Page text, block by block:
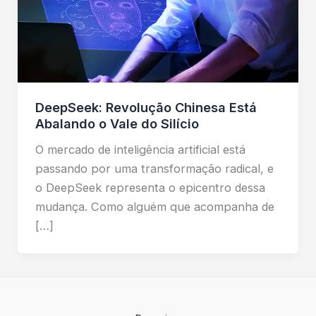
DeepSeek: Revolução Chinesa Está
Abalando o Vale do Silício
O mercado de inteligência artificial está
passando por uma transformação radical, e
o DeepSeek representa o epicentro dessa
mudança. Como alguém que acompanha de
[…]